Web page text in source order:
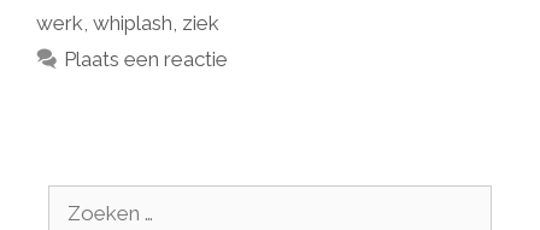
werk, whiplash, ziek
Plaats een reactie